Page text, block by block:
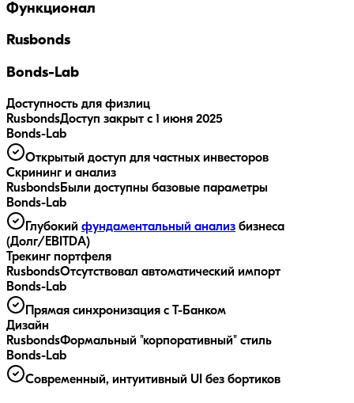
Функционал
Rusbonds
Bonds-Lab
Доступность для физлиц
RusbondsДоступ закрыт с 1 июня 2025
Bonds-Lab
Открытый доступ для частных инвесторов
Скрининг и анализ
RusbondsБыли доступны базовые параметры
Bonds-Lab
Глубокий фундаментальный анализ бизнеса
(Долг/EBITDA)
Трекинг портфеля
RusbondsОтсутствовал автоматический импорт
Bonds-Lab
Прямая синхронизация с Т-Банком
Дизайн
RusbondsФормальный "корпоративный" стиль
Bonds-Lab
Современный, интуитивный UI без бортиков